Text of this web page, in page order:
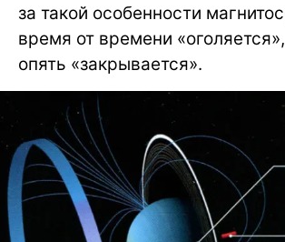
за такой особенности
время от времени
опять «закрывается».